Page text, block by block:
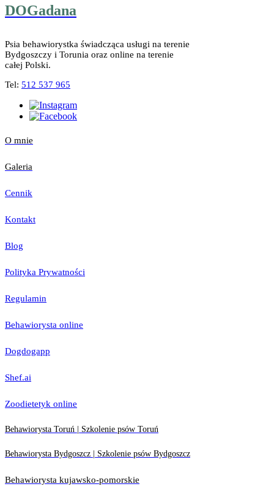
DOGadana
Psia behawiorystka świadcząca usługi na terenie
Bydgoszczy i Torunia oraz online na terenie
całej Polski.
Tel: 512 537 965
O mnie
Galeria
Cennik
Kontakt
Blog
Polityka Prywatności
Regulamin
Behawiorysta online
Dogdogapp
Shef.ai
Zoodietetyk online
Behawiorysta Toruń | Szkolenie psów Toruń
Behawiorysta Bydgoszcz | Szkolenie psów Bydgoszcz
Behawiorysta kujawsko-pomorskie